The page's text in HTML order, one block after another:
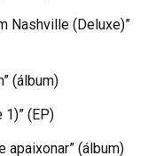
Nashville (Deluxe)”
(álbum)
1)” (EP)
apaixonar” (álbum)